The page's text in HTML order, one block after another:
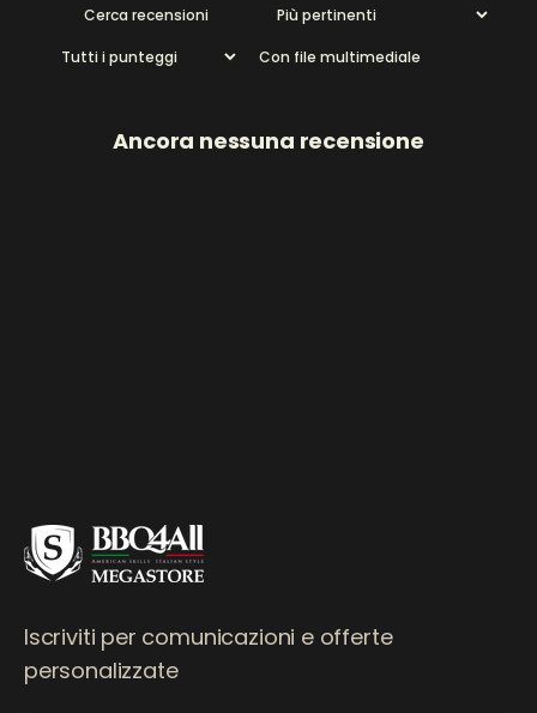
Con file multimediale
Ancora nessuna recensione
Iscriviti per comunicazioni e offerte
personalizzate